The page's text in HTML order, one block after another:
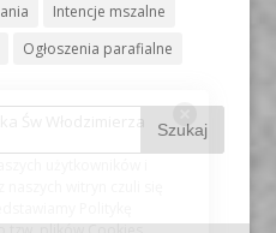
Intencje mszalne
Ogłoszenia parafialne